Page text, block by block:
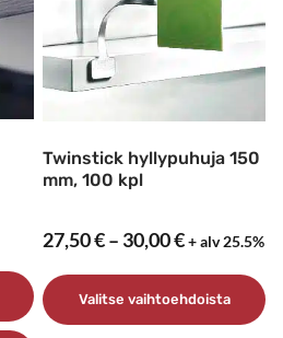
Twinstick hyllypuhuja 150
mm, 100 kpl
27,50€– 30,00€
–
30,00 €
+ alv 25.5%
Valitse vaihtoehdoista